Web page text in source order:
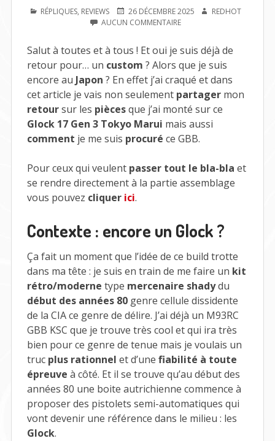
PUBLIÉ
RÉPLIQUES, REVIEWS
PUBLIÉ
LE
26 DÉCEMBRE 2025 AUTEUR
REDHOT
AUCUN COMMENTAIRESUR
GLOCK
17
GEN
2
TOKYO
MARUI
Salut à toutes et à tous ! Et oui je suis déjà de
retour pour… un custom ? Alors que je suis
encore au Japon ? En effet j’ai craqué et dans
cet article je vais non seulement partagermon
retoursur les piècesque j’ai monté sur ce
Glock 17 Gen 3 Tokyo Marui mais aussi
comment je me suis procuré ce GBB.
Pour ceux qui veulent passer tout le bla-bla et
se rendre directement à la partie assemblage
vous pouvez cliquer ici.
Contexte : encore un Glock ?
Ça fait un moment que l’idée de ce build trotte
dans ma tête : je suis en train de me faire un kit
rétro/moderne type mercenaire shadydu
début des années 80genre cellule dissidente
de la CIA ce genre de délire. J’ai déjà un M93RC
GBB KSC que je trouve très cool et qui ira très
bien pour ce genre de tenue mais je voulais un
truc plus rationnel et d’une fiabilité à toute
épreuve à côté. Et il se trouve qu’au début des
années 80 une boite autrichienne commence à
proposer des pistolets semi-automatiques qui
vont devenir une référence dans le milieu : les
Glock.